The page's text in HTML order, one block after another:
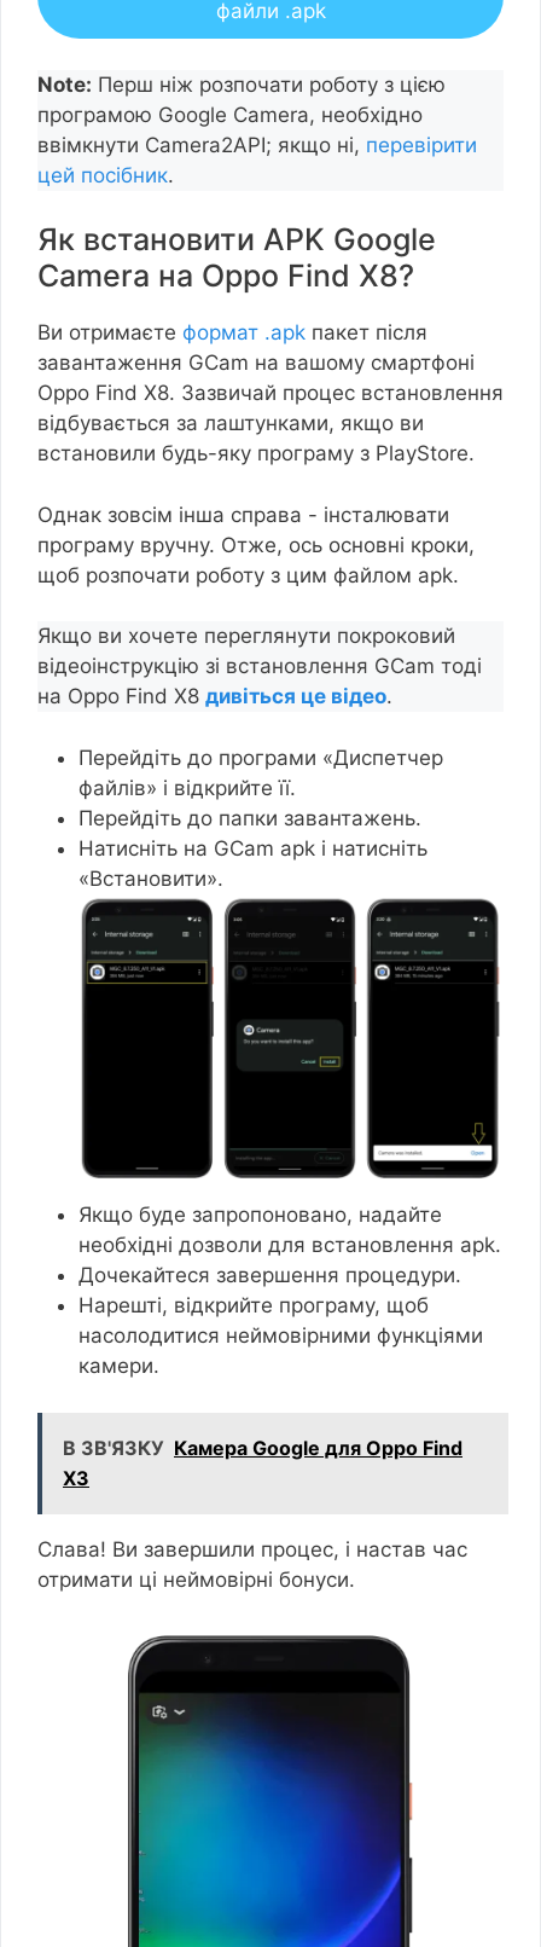
файли .apk
Note: Перш ніж розпочати роботу з цією
програмою Google Camera, необхідно
ввімкнути Camera2API; якщо ні, перевірити
цей посібник.
Як встановити APK Google
Camera на Oppo Find X8?
Ви отримаєте формат .apk пакет після
завантаження GCam на вашому смартфоні
Oppo Find X8. Зазвичай процес встановлення
відбувається за лаштунками, якщо ви
встановили будь-яку програму з PlayStore.
Однак зовсім інша справа - інсталювати
програму вручну. Отже, ось основні кроки,
щоб розпочати роботу з цим файлом apk.
Якщо ви хочете переглянути покроковий
відеоінструкцію зі встановлення GCam тоді
на Oppo Find X8 дивіться це відео.
Перейдіть до програми «Диспетчер
файлів» і відкрийте її.
Перейдіть до папки завантажень.
Натисніть на GCam apk і натисніть
«Встановити».
Якщо буде запропоновано, надайте
необхідні дозволи для встановлення apk.
Дочекайтеся завершення процедури.
Нарешті, відкрийте програму, щоб
насолодитися неймовірними функціями
камери.
В ЗВ'ЯЗКУ Камера Google для Oppo Find
X3
Слава! Ви завершили процес, і настав час
отримати ці неймовірні бонуси.